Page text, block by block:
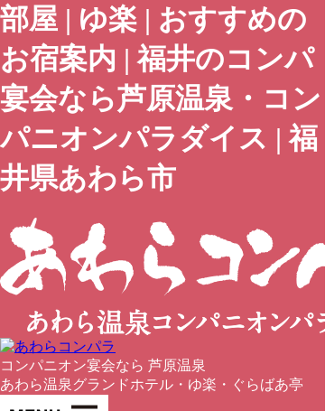
部屋 | ゆ楽 | おすすめの
お宿案内 | 福井のコンパ
宴会なら芦原温泉・コン
パニオンパラダイス | 福
井県あわら市
コンパニオン宴会なら 芦原温泉
あわら温泉グランドホテル・ゆ楽・ぐらばあ亭